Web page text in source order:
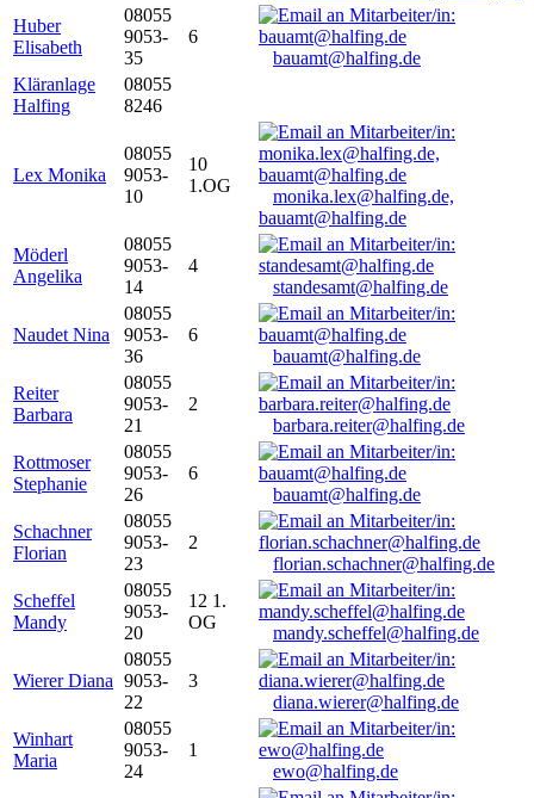
Huber
Elisabeth
08055
9053-
35
6
bauamt@halfing.de
Kläranlage
Halfing
08055
8246
Lex Monika
08055
9053-
10
10
1.OG
monika.lex@halfing.de,
bauamt@halfing.de
Möderl
Angelika
08055
9053-
14
4
standesamt@halfing.de
Naudet Nina
08055
9053-
36
6
bauamt@halfing.de
Reiter
Barbara
08055
9053-
21
2
barbara.reiter@halfing.de
Rottmoser
Stephanie
08055
9053-
26
6
bauamt@halfing.de
Schachner
Florian
08055
9053-
23
2
florian.schachner@halfing.de
Scheffel
Mandy
08055
9053-
20
12 1.
OG
mandy.scheffel@halfing.de
Wierer Diana
08055
9053-
22
3
diana.wierer@halfing.de
Winhart
Maria
08055
9053-
24
1
ewo@halfing.de